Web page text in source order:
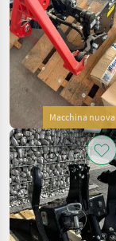
PERCORSO
ATTUALE
Settore
agricolo
Accessori
Trattore
Impianti
Idraulici
Frontali
SCEGLI
CATEGORIA
Reimposta
Macchina nuova